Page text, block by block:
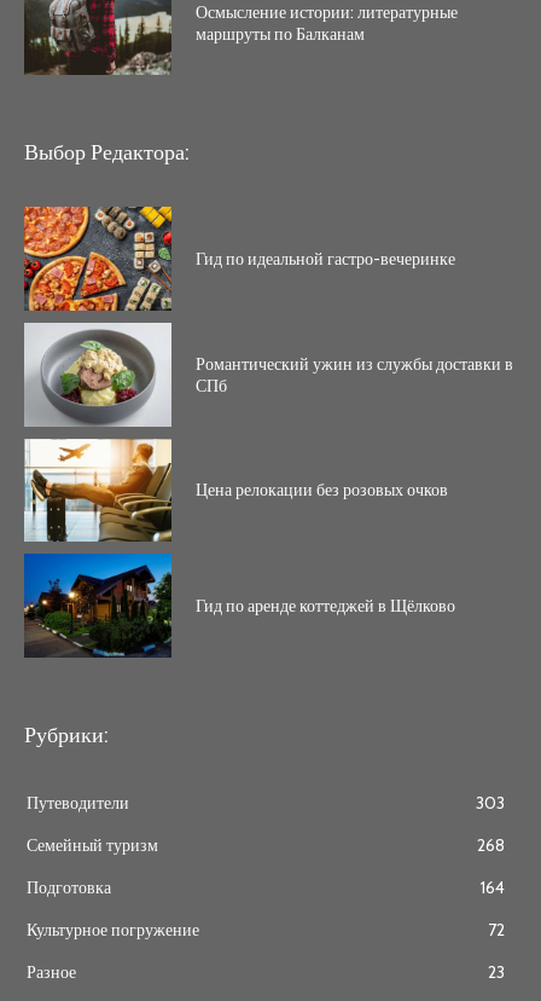
Осмысление истории: литературные
маршруты по Балканам
Выбор Редактора:
Гид по идеальной гастро-вечеринке
Романтический ужин из службы доставки в
СПб
Цена релокации без розовых очков
Гид по аренде коттеджей в Щёлково
Рубрики:
Путеводители
303
Семейный туризм
268
Подготовка
164
Культурное погружение
72
Разное
23